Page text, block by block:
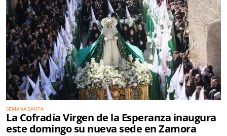
SEMANA SANTA
La Cofradía Virgen de la Esperanza inaugura
este domingo su nueva sede en Zamora